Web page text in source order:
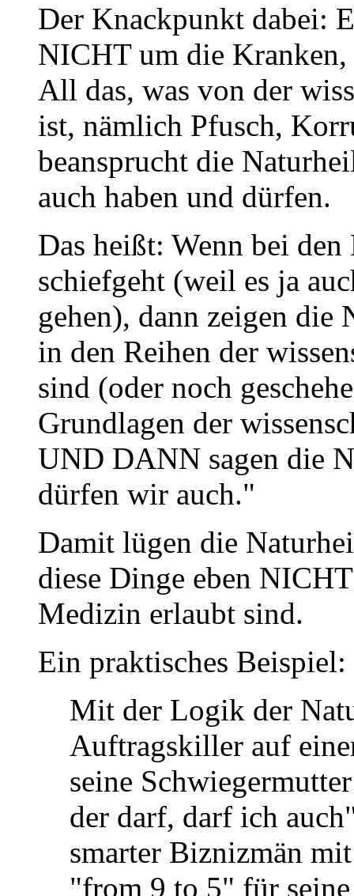
Der Knackpunkt dabei:
NICHT um die
All das, was von der
ist, nämlich Pfusch,
beansprucht die
auch haben und dürfen.
Das heißt: Wenn bei
schiefgeht (weil es ja
gehen), dann zeigen
in den Reihen der
sind (oder noch
Grundlagen der
UND DANN sagen die
dürfen wir auch."
Damit lügen die
diese Dinge eben
Medizin erlaubt sind.
Ein praktisches Beispiel:
Mit der Logik der
Auftragskiller auf
seine
der darf, darf ich
smarter Biznizmän
"from 9 to 5" für